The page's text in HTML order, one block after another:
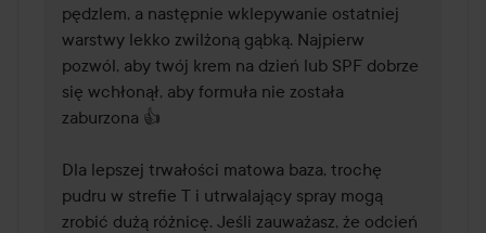
pędzlem, a następnie wklepywanie ostatniej
warstwy lekko zwilżoną gąbką. Najpierw
pozwól, aby twój krem na dzień lub SPF dobrze
się wchłonął, aby formuła nie została
zaburzona 👍
Dla lepszej trwałości matowa baza, trochę
pudru w strefie T i utrwalający spray mogą
zrobić dużą różnicę. Jeśli zauważasz, że odcień